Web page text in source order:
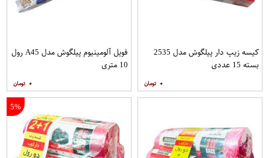
کیسه زیپ دار پیلگوش مدل 2535
بسته 15 عددی
۰
فویل آلومینیوم پیلگوش مدل A45 رول
10 متری
۰
5%